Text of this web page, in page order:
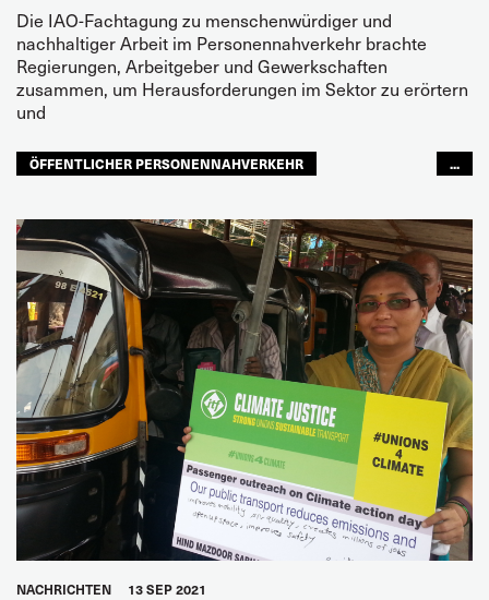
Die IAO-Fachtagung zu menschenwürdiger und
nachhaltiger Arbeit im Personennahverkehr brachte
Regierungen, Arbeitgeber und Gewerkschaften
zusammen, um Herausforderungen im Sektor zu erörtern
und
ÖFFENTLICHER PERSONENNAHVERKEHR
...
NACHRICHTEN 13 SEP 2021